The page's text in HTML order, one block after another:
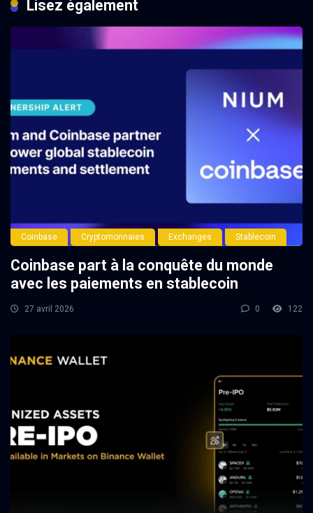
Lisez également
Coinbase Cryptomonnaies Exchanges Stablecoin
Coinbase part à la conquête du monde
avec les paiements en stablecoin
27 avril 2026 0 122